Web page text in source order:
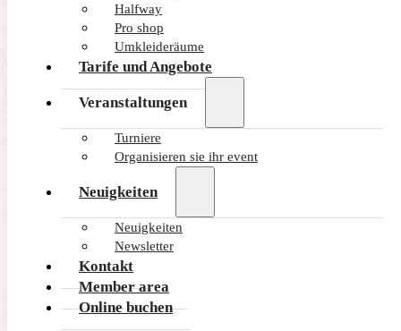
Halfway
Pro shop
Umkleideräume
Tarife und Angebote
Veranstaltungen
Turniere
Organisieren sie ihr event
Neuigkeiten
Neuigkeiten
Newsletter
Kontakt
Member area
Online buchen